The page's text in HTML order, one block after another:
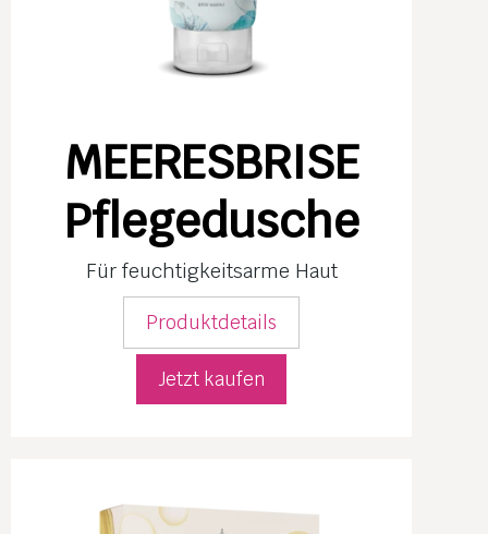
MEERESBRISE
Pflegedusche
Für feuchtig­keits­arme Haut
Produktdetails
Jetzt kaufen